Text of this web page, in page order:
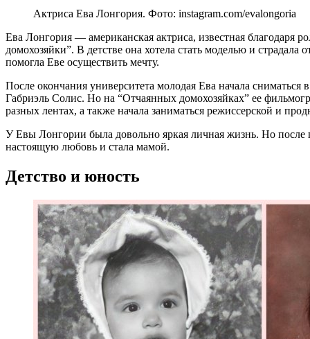
Актриса Ева Лонгория. Фото: instagram.com/evalongoria
Ева Лонгория — американская актриса, известная благодаря
домохозяйки”. В детстве она хотела стать моделью и
помогла Еве осуществить мечту.
После окончания университета молодая Ева начала сниматься
Габриэль Солис. Но на “Отчаянных домохозяйках” ее
разных лентах, а также начала заниматься режиссерской и
У Евы Лонгории была довольно яркая личная жизнь. Но после
настоящую любовь и стала мамой.
Детство и юность